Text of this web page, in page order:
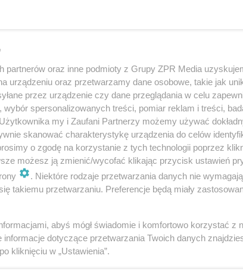
sparing z Piastem Gliwice w Kielcach.
z ŁKS Łódź.
Orkiestrą! Miały kąpiel w lodow…
partnerów oraz inne podmioty z Grupy ZPR Media
urządzeniu oraz przetwarzamy dane osobowe, takie jak
przez urządzenie czy dane przeglądania w celu
spersonalizowanych treści, pomiar reklam i treści,
my i Zaufani Partnerzy możemy używać
skanować charakterystykę urządzenia do celów
o zgodę na korzystanie z tych technologii poprzez
możesz ją zmienić/wycofać klikając przycisk ustawień
. Niektóre rodzaje przetwarzania danych nie
takiemu przetwarzaniu. Preferencje będą miały
abyś mógł świadomie i komfortowo korzystać z
informacje dotyczące przetwarzania Twoich danych
kliknięciu w „Ustawienia”.